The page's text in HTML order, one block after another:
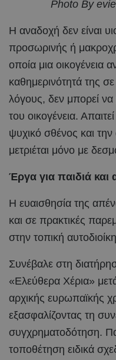
Photo By
Η αναδοχή δεν είναι
προσωρινής ή
οποία μια οικογένεια
καθημερινότητά της
λόγους, δεν μπορεί να
του οικογένεια.
ψυχικό σθένος και
μετριέται μόνο με
Έργα για παιδιά
Η ευαισθησία της
και σε πρακτικές
στην τοπική
Συνέβαλε στη
«Ελεύθερα Χέρια»
αρχικής ευρωπαϊκής
εξασφαλίζοντας τη
συγχρηματοδότηση.
τοποθέτηση ειδικά